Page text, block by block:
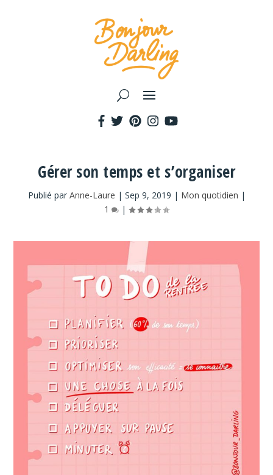
Gérer son temps et s’organiser
Publié par Anne-Laure | Sep 9, 2019 | Mon quotidien |
1
|